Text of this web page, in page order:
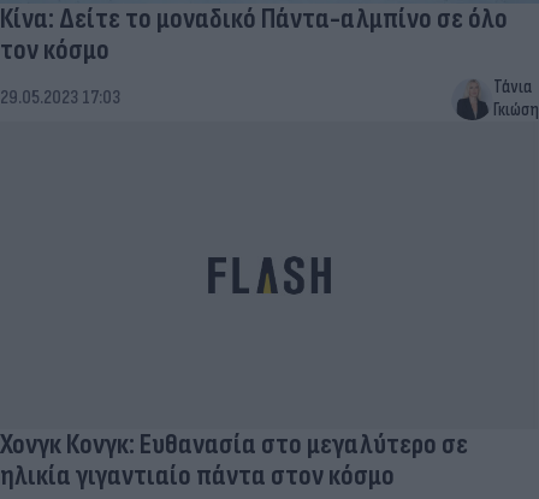
Κίνα: Δείτε το μοναδικό Πάντα-αλμπίνο σε όλο
τον κόσμο
29.05.2023 17:03
Τάνια
Γκιώση
Χονγκ Κονγκ: Ευθανασία στο μεγαλύτερο σε
ηλικία γιγαντιαίο πάντα στον κόσμο